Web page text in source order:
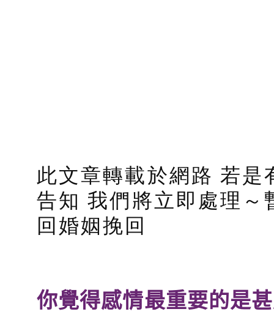
此文章轉載於網路 若
告知 我們將立即處理
回婚姻挽回
你覺得感情最重要的是